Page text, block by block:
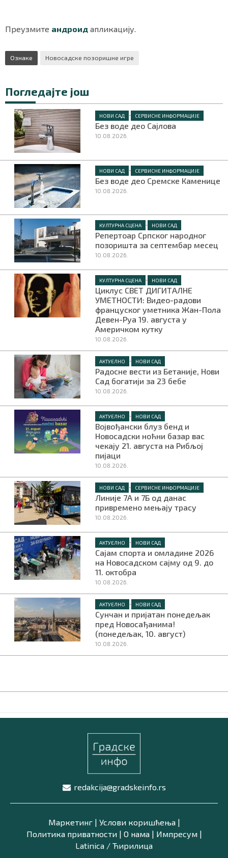
Преузмите андроид апликацију.
Ознаке Новосадске позоришне игре
Погледајте још
НОВИ САД • СЕРВИСНЕ ИНФОРМАЦИЈЕ
Без воде део Сајлова
10.08.2026.
НОВИ САД • СЕРВИСНЕ ИНФОРМАЦИЈЕ
Без воде део Сремске Каменице
10.08.2026.
КУЛТУРНА СЦЕНА • НОВИ САД
Репертоар Српског народног
позоришта за септембар месец
10.08.2026.
КУЛТУРНА СЦЕНА • НОВИ САД
Циклус СВЕТ ДИГИТАЛНЕ
УМЕТНОСТИ: Видео-радови
француског уметника Жан-Пола
Девен-Руа 19. августа у
Америчком кутку
10.08.2026.
АКТУЕЛНО • НОВИ САД
Радосне вести из Бетаније, Нови
Сад богатији за 23 бебе
10.08.2026.
АКТУЕЛНО • НОВИ САД
Војвођански блуз бенд и
Новосадски ноћни базар вас
чекају 21. августа на Рибљој
пијаци
10.08.2026.
НОВИ САД • СЕРВИСНЕ ИНФОРМАЦИЈЕ
Линије 7А и 7Б од данас
привремено мењају трасу
10.08.2026.
АКТУЕЛНО • НОВИ САД
Сајам спорта и омладине 2026
на Новосадском сајму од 9. до
11. октобра
10.08.2026.
АКТУЕЛНО • НОВИ САД
Сунчан и пријатан понедељак
пред Новосађанима!
(понедељак, 10. август)
10.08.2026.
redakcija@gradskeinfo.rs
Маркетинг| Услови коришћења|
Политика приватности| О нама| Импресум|
Latinica / Ћирилица